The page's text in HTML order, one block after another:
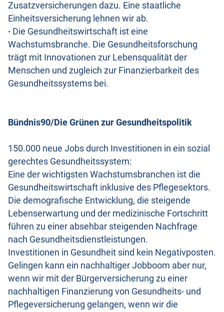
Zusatzversicherungen dazu. Eine staatliche
Einheitsversicherung lehnen wir ab.
· Die Gesundheitswirtschaft ist eine
Wachstumsbranche. Die Gesundheitsforschung
trägt mit Innovationen zur Lebensqualität der
Menschen und zugleich zur Finanzierbarkeit des
Gesundheitssystems bei.
Bündnis90/Die Grünen zur Gesundheitspolitik
150.000 neue Jobs durch Investitionen in ein sozial
gerechtes Gesundheitssystem:
Eine der wichtigsten Wachstumsbranchen ist die
Gesundheitswirtschaft inklusive des Pflegesektors.
Die demografische Entwicklung, die steigende
Lebenserwartung und der medizinische Fortschritt
führen zu einer absehbar steigenden Nachfrage
nach Gesundheitsdienstleistungen.
Investitionen in Gesundheit sind kein Negativposten.
Gelingen kann ein nachhaltiger Jobboom aber nur,
wenn wir mit der Bürgerversicherung zu einer
nachhaltigen Finanzierung von Gesundheits- und
Pflegeversicherung gelangen, wenn wir die